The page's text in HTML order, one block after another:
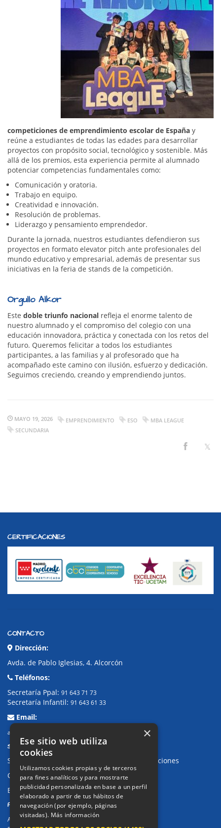
competiciones de emprendimiento escolar de España y
reúne a estudiantes de todas las edades para desarrollar
proyectos con propósito social, tecnológico y sostenible. Más
allá de los premios, esta experiencia permite al alumnado
potenciar competencias fundamentales como:
Comunicación y oratoria.
Trabajo en equipo.
Creatividad e innovación.
Resolución de problemas.
Liderazgo y pensamiento emprendedor.
Durante la jornada, nuestros estudiantes defendieron sus
proyectos en formato elevator pitch ante profesionales del
mundo educativo y empresarial, además de presentar sus
iniciativas en la feria de stands de la competición.
Orgullo Alkor
Este doble triunfo nacional refleja el enorme talento de
nuestro alumnado y el compromiso del colegio con una
educación innovadora, práctica y conectada con los retos del
futuro. Queremos felicitar a todos los estudiantes
participantes, a las familias y al profesorado que ha
acompañado este camino con ilusión, esfuerzo y dedicación.
Seguimos creciendo, creando y emprendiendo juntos.
MAYO 19, 2026 EMPRENDIMIENTO ESO
MBA LEAGUE
SECUNDARIA
CERTIFICACIONES
CONTACTO
Dirección:
Avda. de Pablo Iglesias, 4. Alcorcón
Teléfonos:
Secretaría Ppal: 91 643 71 73
Secretaría Infantil: 91 643 61 33
Email:
alkor@colegioalkor.com
SUGERENCIAS Y CANAL DE DENUNCIAS
Sugerencias, Quejas, Reclamaciones y Felicitaciones
Canal de denuncias
Buzón denuncia drogas CM
PRIVACIDAD
Aviso legal / Política de privacidad
×
Ese sitio web utiliza
cookies
Utilizamos cookies propias y de terceros
para fines analíticos y para mostrarte
publicidad personalizada en base a un perfil
elaborado a partir de tus hábitos de
navegación (por ejemplo, páginas
visitadas). Más información